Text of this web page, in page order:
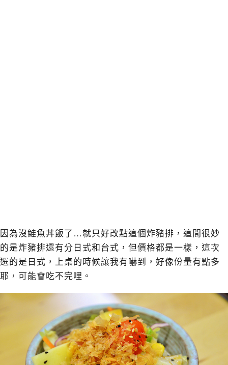
因為沒鮭魚丼飯了…就只好改點這個炸豬排，這間很妙
的是炸豬排還有分日式和台式，但價格都是一樣，這次
選的是日式，上桌的時候讓我有嚇到，好像份量有點多
耶，可能會吃不完哩。